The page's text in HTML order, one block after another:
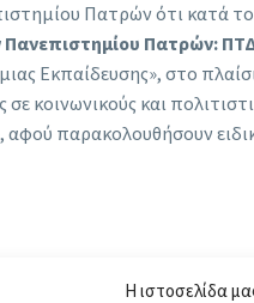
Η ιστοσελίδα
Πατρών ότι κατά
Πατρών:
Εκπαίδευσης», στο
κοινωνικούς και
παρακολουθήσουν